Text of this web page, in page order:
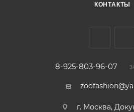
КОНТАКТЫ
8-925-803-96-07
г. Москва,